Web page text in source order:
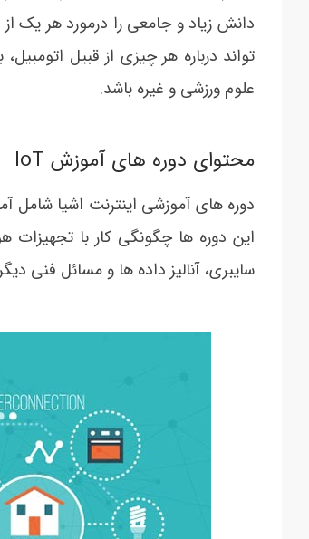
تواند درباره هر چیزی از قبیل
علوم ورزشی و غیره باشد.
محتوای دوره های آموزش IoT
این دوره ها چگونگی کار با تجهیزات
سایبری، آنالیز داده ها و مسائل فنی